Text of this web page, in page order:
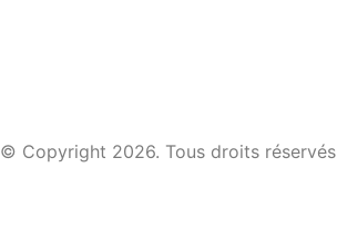
© Copyright 2026. Tous droits réservés